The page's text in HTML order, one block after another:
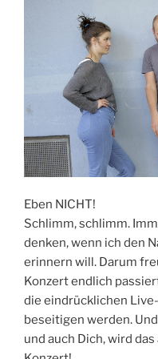
Eben NICHT!
Schlimm, schlimm.
denken, wenn ich den
erinnern will. Darum
Konzert endlich
die eindrücklichen
beseitigen werden.
und auch Dich, wird